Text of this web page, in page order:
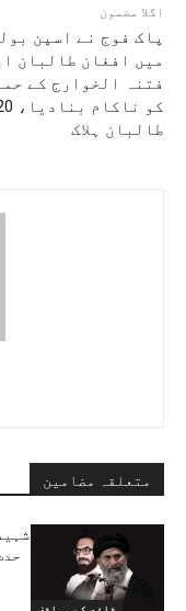
اگلا مضمون
پاک فوج نے اسپن
میں افغان طالبان
فتنہ الخوارج کے
کو ناکام
طالبان ہلاک
متعلقہ مضامین